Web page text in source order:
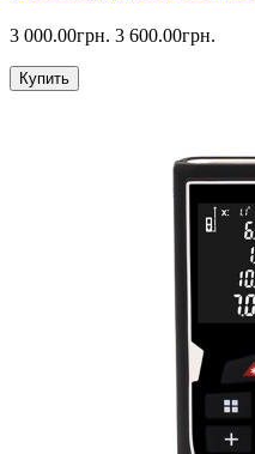
3 000.00грн. 3 600.00грн.
Купить